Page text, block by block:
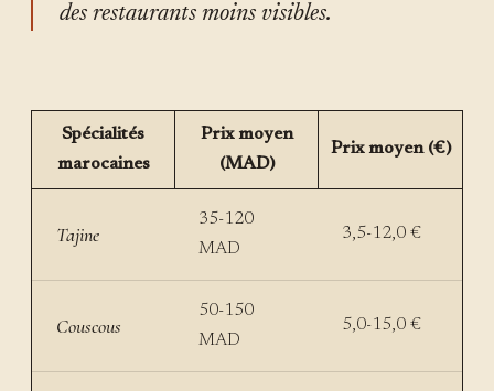
des restaurants moins visibles.
Spécialités
marocaines
Prix moyen
(MAD)
Prix moyen (€)
Tajine
35-120
MAD
3,5-12,0 €
Couscous
50-150
MAD
5,0-15,0 €